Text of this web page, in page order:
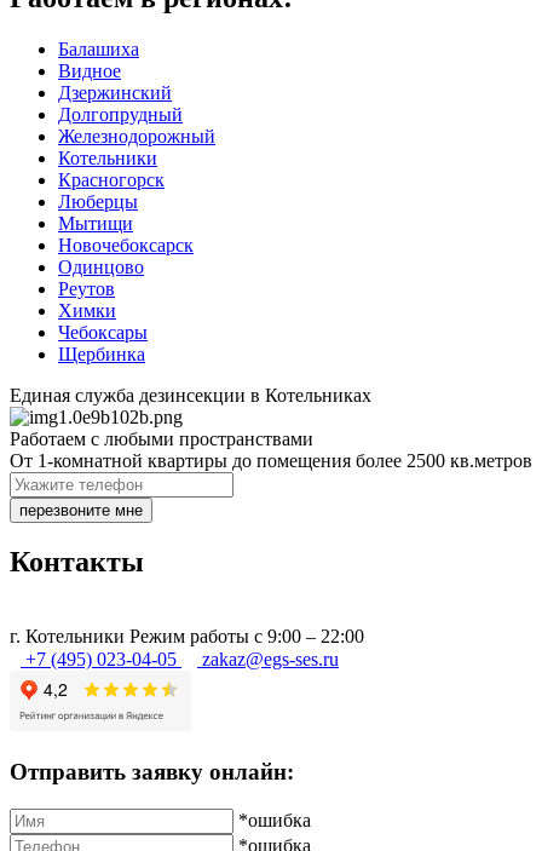
Балашиха
Видное
Дзержинский
Долгопрудный
Железнодорожный
Котельники
Красногорск
Люберцы
Мытищи
Новочебоксарск
Одинцово
Реутов
Химки
Чебоксары
Щербинка
Единая служба дезинсекции в Котельниках
Работаем с любыми пространствами
От 1-комнатной квартиры до помещения более 2500 кв.метров
перезвоните мне
Контакты
г. Котельники Режим работы с 9:00 – 22:00
+7 (495) 023-04-05
zakaz@egs-ses.ru
Отправить заявку онлайн:
*ошибка
*ошибка